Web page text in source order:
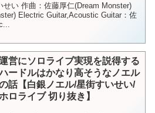
せい 作曲：佐藤厚仁(Dream Monster)
Electric Guitar,Acoustic Guitar：佐
営にソロライブ実現を説得する
ードルはかなり高そうなノエル
話【白銀ノエル/星街すいせい/
ロライブ 切り抜き】